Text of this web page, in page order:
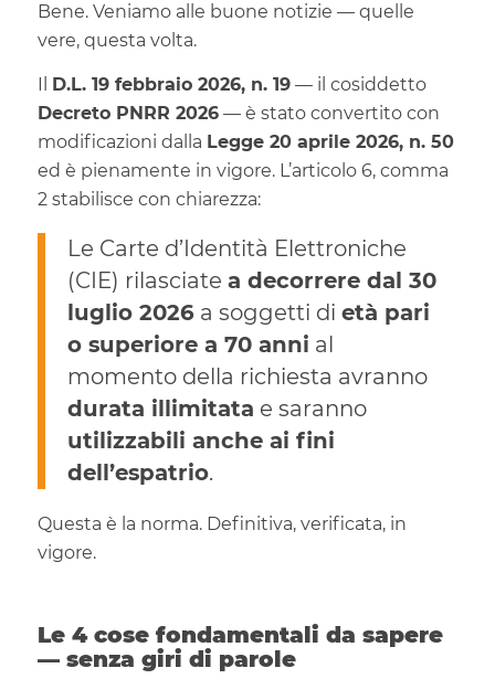
Bene. Veniamo alle buone notizie — quelle
vere, questa volta.
Il D.L. 19 febbraio 2026, n. 19— il cosiddetto
Decreto PNRR 2026— è stato convertito con
modificazioni dalla Legge 20 aprile 2026, n. 50
ed è pienamente in vigore. L’articolo 6, comma
2 stabilisce con chiarezza:
Le Carte d’Identità Elettroniche
(CIE) rilasciate a decorrere dal 30
luglio 2026a soggetti di età pari
o superiore a 70 anni al
momento della richiesta avranno
durata illimitata e saranno
utilizzabili anche ai fini
dell’espatrio.
Questa è la norma. Definitiva, verificata, in
vigore.
Le 4 cose fondamentali da sapere
— senza giri di parole